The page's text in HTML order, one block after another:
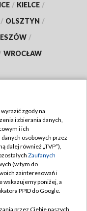
/ KIELCE /
/ OLSZTYN /
/
WROCŁAW
zgody na
i zbierania danych,
i ich
osobowych przez
dalej również „TVP”),
Zaufanych
(w tym do
zainteresowań i
wskazujemy poniżej, a
PPID do Google.
przez Ciebie naszych